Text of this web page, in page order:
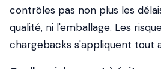
contrôles pas non plus les
qualité, ni l'emballage. Les
chargebacks s'appliquent tout